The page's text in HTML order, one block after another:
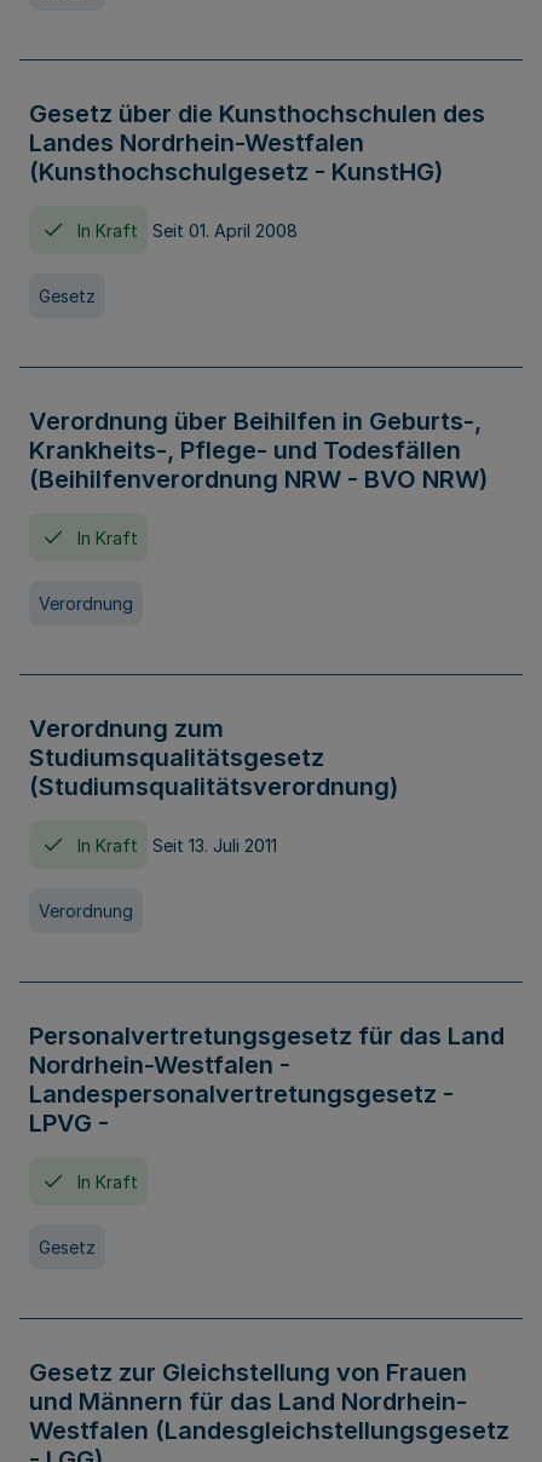
Gesetz über die Kunsthochschulen des
Landes Nordrhein-Westfalen
(Kunsthochschulgesetz - KunstHG)
In Kraft Seit 01. April 2008
Gesetz
Verordnung über Beihilfen in Geburts-,
Krankheits-, Pflege- und Todesfällen
(Beihilfenverordnung NRW - BVO NRW)
In Kraft
Verordnung
Verordnung zum
Studiumsqualitätsgesetz
(Studiumsqualitätsverordnung)
In Kraft Seit 13. Juli 2011
Verordnung
Personalvertretungsgesetz für das Land
Nordrhein-Westfalen -
Landespersonalvertretungsgesetz -
LPVG -
In Kraft
Gesetz
Gesetz zur Gleichstellung von Frauen
und Männern für das Land Nordrhein-
Westfalen (Landesgleichstellungsgesetz